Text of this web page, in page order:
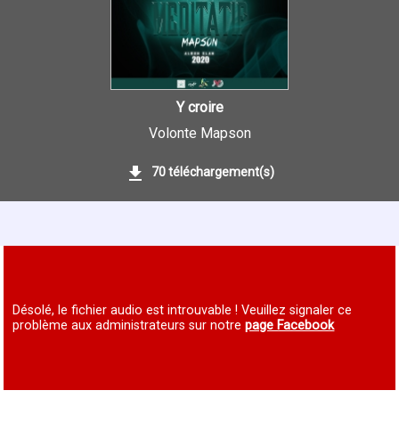
Y croire
Volonte Mapson
70 téléchargement(s)
Désolé, le fichier audio est introuvable ! Veuillez signaler ce
problème aux administrateurs sur notrepage Facebook